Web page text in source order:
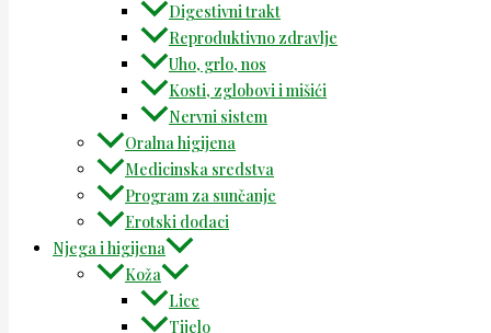
Digestivni trakt
Reproduktivno zdravlje
Uho, grlo, nos
Kosti, zglobovi i mišići
Nervni sistem
Oralna higijena
Medicinska sredstva
Program za sunčanje
Erotski dodaci
Njega i higijena
Koža
Lice
Tijelo